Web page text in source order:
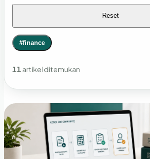
Reset
#finance
11 artikel ditemukan